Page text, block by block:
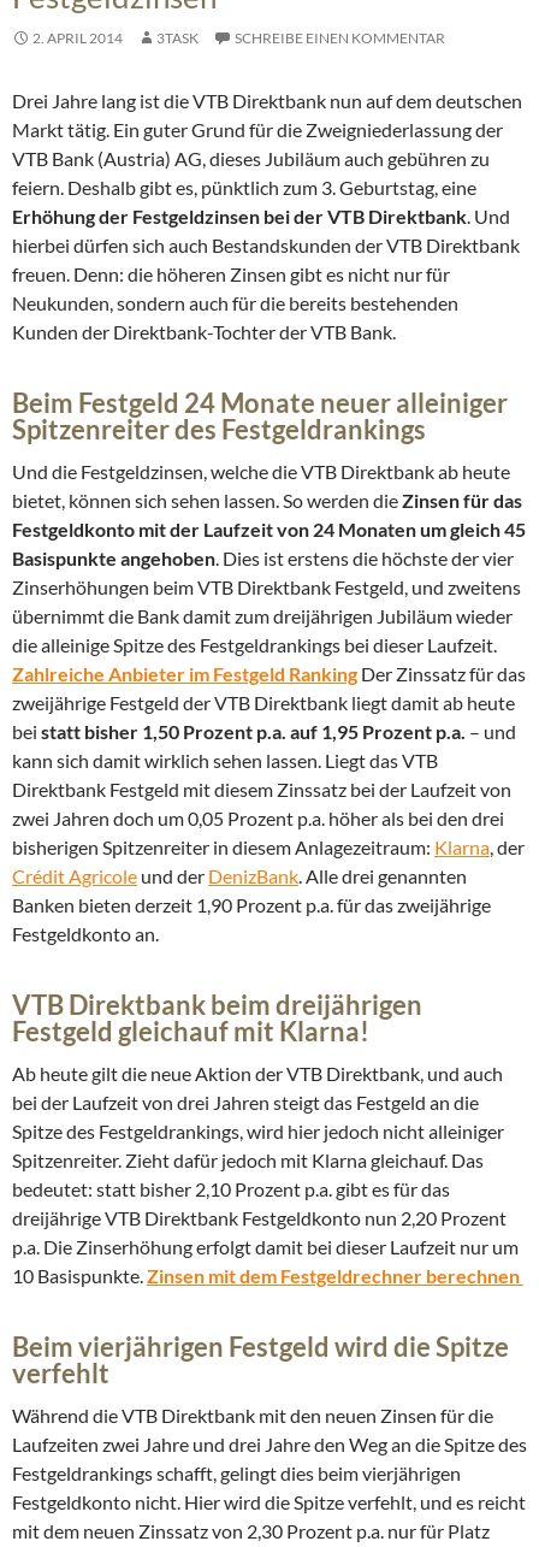
2. APRIL 2014 3TASK SCHREIBE EINEN KOMMENTAR
Drei Jahre lang ist die VTB Direktbank nun auf dem deutschen
Markt tätig. Ein guter Grund für die Zweigniederlassung der
VTB Bank (Austria) AG, dieses Jubiläum auch gebühren zu
feiern. Deshalb gibt es, pünktlich zum 3. Geburtstag, eine
Erhöhung der Festgeldzinsen bei der VTB Direktbank. Und
hierbei dürfen sich auch Bestandskunden der VTB Direktbank
freuen. Denn: die höheren Zinsen gibt es nicht nur für
Neukunden, sondern auch für die bereits bestehenden
Kunden der Direktbank-Tochter der VTB Bank.
Beim Festgeld 24 Monate neuer alleiniger
Spitzenreiter des Festgeldrankings
Und die Festgeldzinsen, welche die VTB Direktbank ab heute
bietet, können sich sehen lassen. So werden dieZinsen für das
Festgeldkonto mit der Laufzeit von 24 Monaten um gleich 45
Basispunkte angehoben. Dies ist erstens die höchste der vier
Zinserhöhungen beim VTB Direktbank Festgeld, und zweitens
übernimmt die Bank damit zum dreijährigen Jubiläum wieder
die alleinige Spitze des Festgeldrankings bei dieser Laufzeit.
Zahlreiche Anbieter im Festgeld Ranking Der Zinssatz für das
zweijährige Festgeld der VTB Direktbank liegt damit ab heute
bei statt bisher 1,50 Prozent p.a. auf 1,95 Prozent p.a. – und
kann sich damit wirklich sehen lassen. Liegt das VTB
Direktbank Festgeld mit diesem Zinssatz bei der Laufzeit von
zwei Jahren doch um 0,05 Prozent p.a. höher als bei den drei
bisherigen Spitzenreiter in diesem Anlagezeitraum: Klarna, der
Crédit Agricole und der DenizBank. Alle drei genannten
Banken bieten derzeit 1,90 Prozent p.a. für das zweijährige
Festgeldkonto an.
VTB Direktbank beim dreijährigen
Festgeld gleichauf mit Klarna!
Ab heute gilt die neue Aktion der VTB Direktbank, und auch
bei der Laufzeit von drei Jahren steigt das Festgeld an die
Spitze des Festgeldrankings, wird hier jedoch nicht alleiniger
Spitzenreiter. Zieht dafür jedoch mit Klarna gleichauf. Das
bedeutet: statt bisher 2,10 Prozent p.a. gibt es für das
dreijährige VTB Direktbank Festgeldkonto nun 2,20 Prozent
p.a. Die Zinserhöhung erfolgt damit bei dieser Laufzeit nur um
10 Basispunkte.Zinsen mit dem Festgeldrechner berechnen
Beim vierjährigen Festgeld wird die Spitze
verfehlt
Während die VTB Direktbank mit den neuen Zinsen für die
Laufzeiten zwei Jahre und drei Jahre den Weg an die Spitze des
Festgeldrankings schafft, gelingt dies beim vierjährigen
Festgeldkonto nicht. Hier wird die Spitze verfehlt, und es reicht
mit dem neuen Zinssatz von 2,30 Prozent p.a. nur für Platz